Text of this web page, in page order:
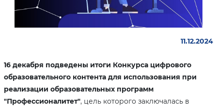
11.12.2024
16 декабря подведены итоги Конкурса цифрового
образовательного контента для использования при
реализации образовательных программ
"Профессионалитет", цель которого заключалась в